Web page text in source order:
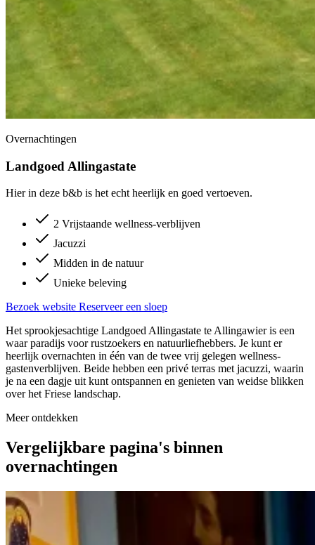
Overnachtingen
Landgoed Allingastate
Hier in deze b&b is het echt heerlijk en goed vertoeven.
2 Vrijstaande wellness-verblijven
Jacuzzi
Midden in de natuur
Unieke beleving
Bezoek website Reserveer een sloep
Het sprookjesachtige Landgoed Allingastate te Allingawier is een
waar paradijs voor rustzoekers en natuurliefhebbers. Je kunt er
heerlijk overnachten in één van de twee vrij gelegen wellness-
gastenverblijven. Beide hebben een privé terras met jacuzzi, waarin
je na een dagje uit kunt ontspannen en genieten van weidse blikken
over het Friese landschap.
Meer ontdekken
Vergelijkbare pagina's binnen
overnachtingen